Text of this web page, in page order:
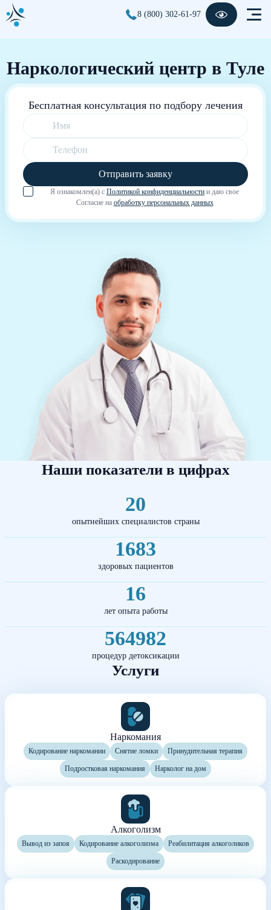
8 (800) 302-61-97
Наркологический центр в Туле
Бесплатная консультация по подбору лечения
Отправить заявку
Я ознакомлен(а) с Политикой конфиденциальности и даю свое
Согласие на обработку персональных данных
Наши показатели в цифрах
20
опытнейших специалистов страны
1683
здоровых пациентов
16
лет опыта работы
564982
процедур детоксикации
Услуги
Наркомания
Кодирование наркомании Снятие ломки Принудительная терапия
Подростковая наркомания Нарколог на дом
Алкоголизм
Вывод из запоя Кодирование алкоголизма Реабилитация алкоголиков
Раскодирование